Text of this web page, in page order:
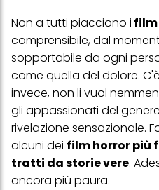
Non a tutti piacciono i
comprensibile, dal
sopportabile da ogni
come quella del dolore.
invece, non li vuol
gli appassionati del
rivelazione sensazionale.
alcuni dei film horror più
tratti da storie vere.
ancora più paura.